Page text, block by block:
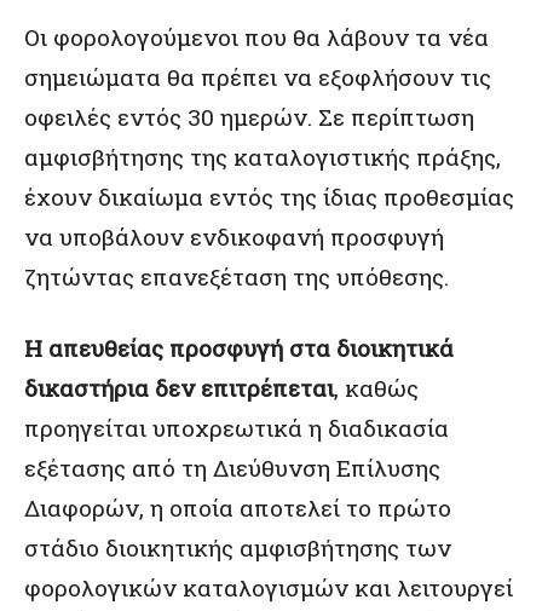
Οι φορολογούμενοι που θα λάβουν τα νέα
σημειώματα θα πρέπει να εξοφλήσουν τις
οφειλές εντός 30 ημερών. Σε περίπτωση
αμφισβήτησης της καταλογιστικής πράξης,
έχουν δικαίωμα εντός της ίδιας προθεσμίας
να υποβάλουν ενδικοφανή προσφυγή
ζητώντας επανεξέταση της υπόθεσης.
Η απευθείας προσφυγή στα διοικητικά
δικαστήρια δεν επιτρέπεται, καθώς
προηγείται υποχρεωτικά η διαδικασία
εξέτασης από τη Διεύθυνση Επίλυσης
Διαφορών, η οποία αποτελεί το πρώτο
στάδιο διοικητικής αμφισβήτησης των
φορολογικών καταλογισμών και λειτουργεί